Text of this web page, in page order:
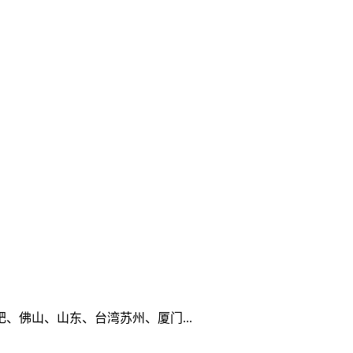
佛山、山东、台湾苏州、厦门...